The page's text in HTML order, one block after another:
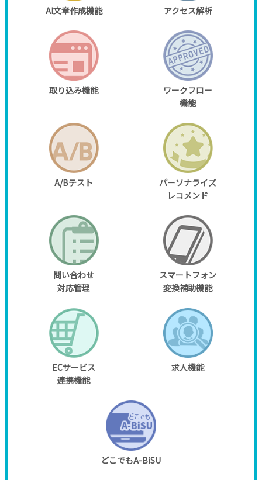
AI文章作成機能 アクセス解析
取り込み機能
ワークフロー
機能
A/Bテスト
パーソナライズ
レコメンド
問い合わせ
対応管理
スマートフォン
変換補助機能
ECサービス
連携機能
求人機能
どこでもA-BiSU